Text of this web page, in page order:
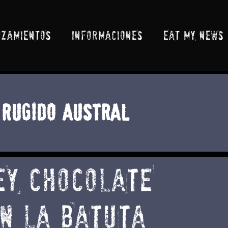
INFORMACIONES EAT MY NEWS
Rugido Austral
CHOCOLATE
LA BATUTA